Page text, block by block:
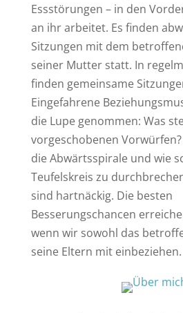
Essstörungen – in den
an ihr arbeitet. Es finden
Sitzungen mit dem
seiner Mutter statt. In
finden gemeinsame
Eingefahrene
die Lupe genommen: Was
vorgeschobenen
die Abwärtsspirale und wie
Teufelskreis zu
sind hartnäckig. Die besten
Besserungschancen
wenn wir sowohl das
seine Eltern mit einbeziehen.